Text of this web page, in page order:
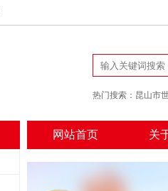
热门搜索： 昆山市
网站首页 关